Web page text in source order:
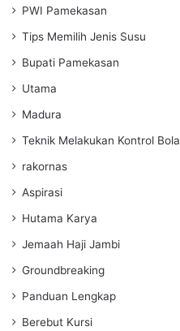
PWI Pamekasan
Tips Memilih Jenis Susu
Bupati Pamekasan
Utama
Madura
Teknik Melakukan Kontrol Bola
rakornas
Aspirasi
Hutama Karya
Jemaah Haji Jambi
Groundbreaking
Panduan Lengkap
Berebut Kursi